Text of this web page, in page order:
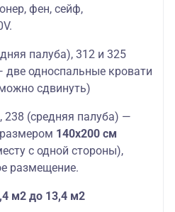
фен, сейф,
палуба), 312 и 325
односпальные кровати
сдвинуть)
238 (средняя палуба) —
140х200 см
с одной стороны),
размещение.
м2 до 13,4 м2